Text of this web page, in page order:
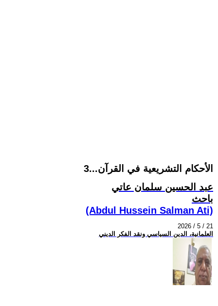
الأحكام التشريعية في القرآن...3
عبد الحسين سلمان عاتي
باحث
(Abdul Hussein Salman Ati)
2026 / 5 / 21
العلمانية، الدين السياسي ونقد الفكر الديني